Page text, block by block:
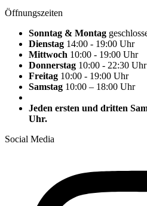
Öffnungszeiten
Sonntag & Montag
Dienstag 14:00 - 19:00 Uhr
Mittwoch 10:00 - 19:00 Uhr
Donnerstag 10:00 - 22:30 Uhr
Freitag 10:00 - 19:00 Uhr
Samstag 10:00 – 18:00 Uhr
Jeden ersten und dritten
Uhr.
Social Media